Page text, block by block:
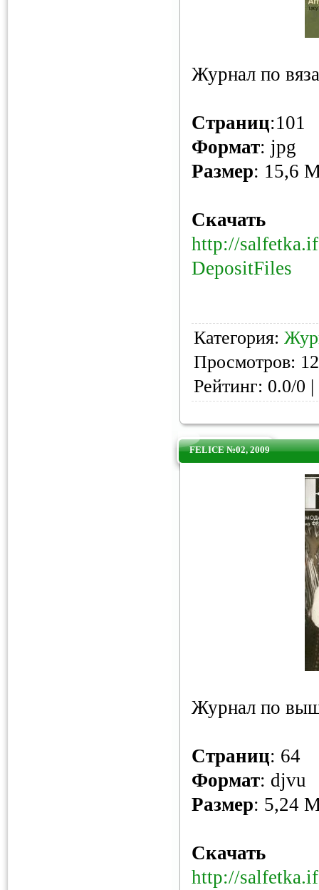
Журнал по
Страниц:101
Формат: jpg
Размер: 15,6
Скачать
http://
DepositFiles
Категория:
Просмотров:
Рейтинг: 0.0/0 |
FELICE №02, 2009
Журнал по
Страниц: 64
Формат: djvu
Размер: 5,24
Скачать
http://